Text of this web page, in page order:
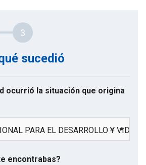
3
sucedió
ocurrió la situación que origina
PARA EL DESARROLLO Y VIDA
encontrabas?